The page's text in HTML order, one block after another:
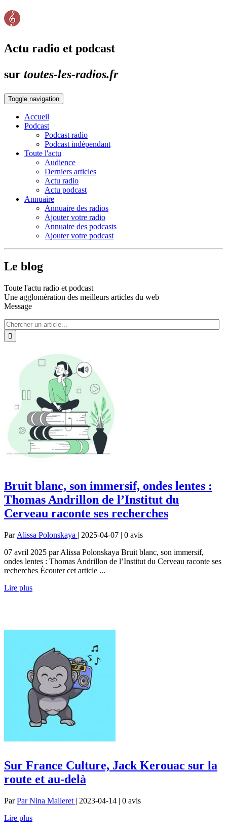
Actu radio et podcast
sur toutes-les-radios.fr
Toggle navigation
Accueil
Podcast
Podcast radio
Podcast indépendant
Toute l'actu
Audience
Derniers articles
Actu radio
Actu podcast
Annuaire
Annuaire des radios
Ajouter votre radio
Annuaire des podcasts
Ajouter votre podcast
Le blog
Toute l'actu radio et podcast
Une agglomération des meilleurs articles du web
Message
Bruit blanc, son immersif, ondes lentes :
Thomas Andrillon de l’Institut du
Cerveau raconte ses recherches
Par Alissa Polonskaya | 2025-04-07 | 0 avis
07 avril 2025 par Alissa Polonskaya Bruit blanc, son immersif,
ondes lentes : Thomas Andrillon de l’Institut du Cerveau raconte ses
recherches Écouter cet article ...
Lire plus
Sur France Culture, Jack Kerouac sur la
route et au-delà
ParPar Nina Malleret | 2023-04-14 | 0 avis
Lire plus